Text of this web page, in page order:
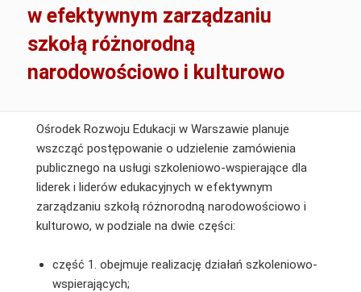
w efektywnym zarządzaniu
szkołą różnorodną
narodowościowo i kulturowo
Ośrodek Rozwoju Edukacji w Warszawie planuje
wszcząć postępowanie o udzielenie zamówienia
publicznego na usługi szkoleniowo-wspierające dla
liderek i liderów edukacyjnych w efektywnym
zarządzaniu szkołą różnorodną narodowościowo i
kulturowo, w podziale na dwie części:
część 1. obejmuje realizację działań szkoleniowo-
wspierających;